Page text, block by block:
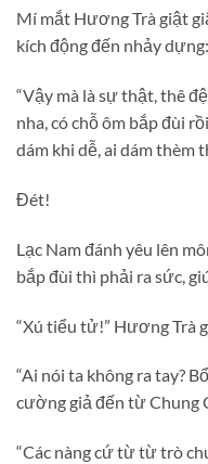
Mí mắt Hương Trà giật
kích động đến nhảy dựng:
“Vậy mà là sự thật, thê
nha, có chỗ ôm bắp đùi
dám khi dễ, ai dám thèm
Đét!
Lạc Nam đánh yêu lên
bắp đùi thì phải ra sức,
“Xú tiểu tử!” Hương Trà
“Ai nói ta không ra tay?
cường giả đến từ Chung
“Các nàng cứ từ từ trò